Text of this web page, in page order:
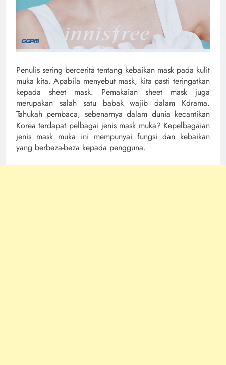
Penulis sering bercerita tentang kebaikan mask pada kulit
muka kita. Apabila menyebut mask, kita pasti teringatkan
kepada sheet mask. Pemakaian sheet mask juga
merupakan salah satu babak wajib dalam Kdrama.
Tahukah pembaca, sebenarnya dalam dunia kecantikan
Korea terdapat pelbagai jenis mask muka? Kepelbagaian
jenis mask muka ini mempunyai fungsi dan kebaikan
yang berbeza-beza kepada pengguna.